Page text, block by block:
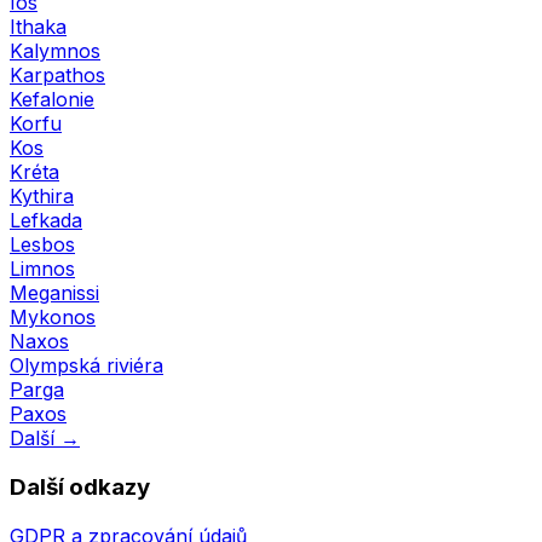
Ithaka
Kalymnos
Karpathos
Kefalonie
Korfu
Kos
Kréta
Kythira
Lefkada
Lesbos
Limnos
Meganissi
Mykonos
Naxos
Olympská riviéra
Parga
Paxos
Další →
Další odkazy
GDPR a zpracování údajů